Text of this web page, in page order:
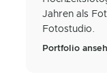
Jahren als
Fotostudio.
Portfolio